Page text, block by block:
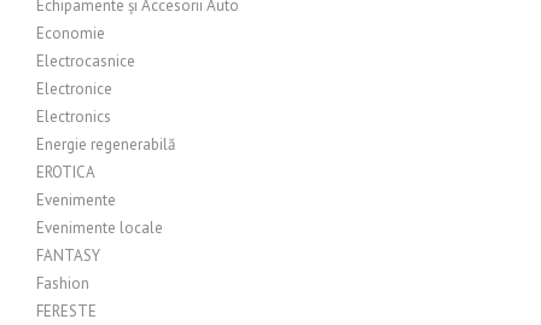
Echipamente și Accesorii Auto
Economie
Electrocasnice
Electronice
Electronics
Energie regenerabilă
EROTICA
Evenimente
Evenimente locale
FANTASY
Fashion
FERESTE